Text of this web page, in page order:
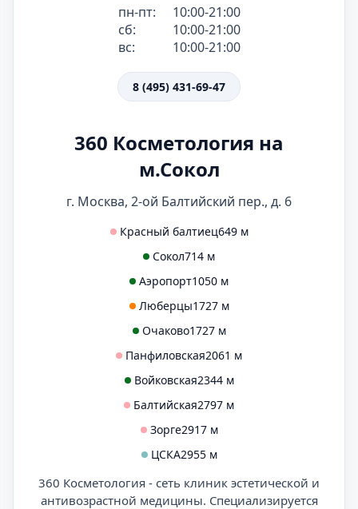
пн-пт:
10:00-21:00
сб:
10:00-21:00
вс:
10:00-21:00
8 (495) 431-69-47
360 Косметология на
м.Сокол
г. Москва, 2-ой Балтийский пер., д. 6
Красный балтиец649 м
Сокол714 м
Аэропорт1050 м
Люберцы1727 м
Очаково1727 м
Панфиловская2061 м
Войковская2344 м
Балтийская2797 м
Зорге2917 м
ЦСКА2955 м
360 Косметология - сеть клиник эстетической и
антивозрастной медицины. Специализируется